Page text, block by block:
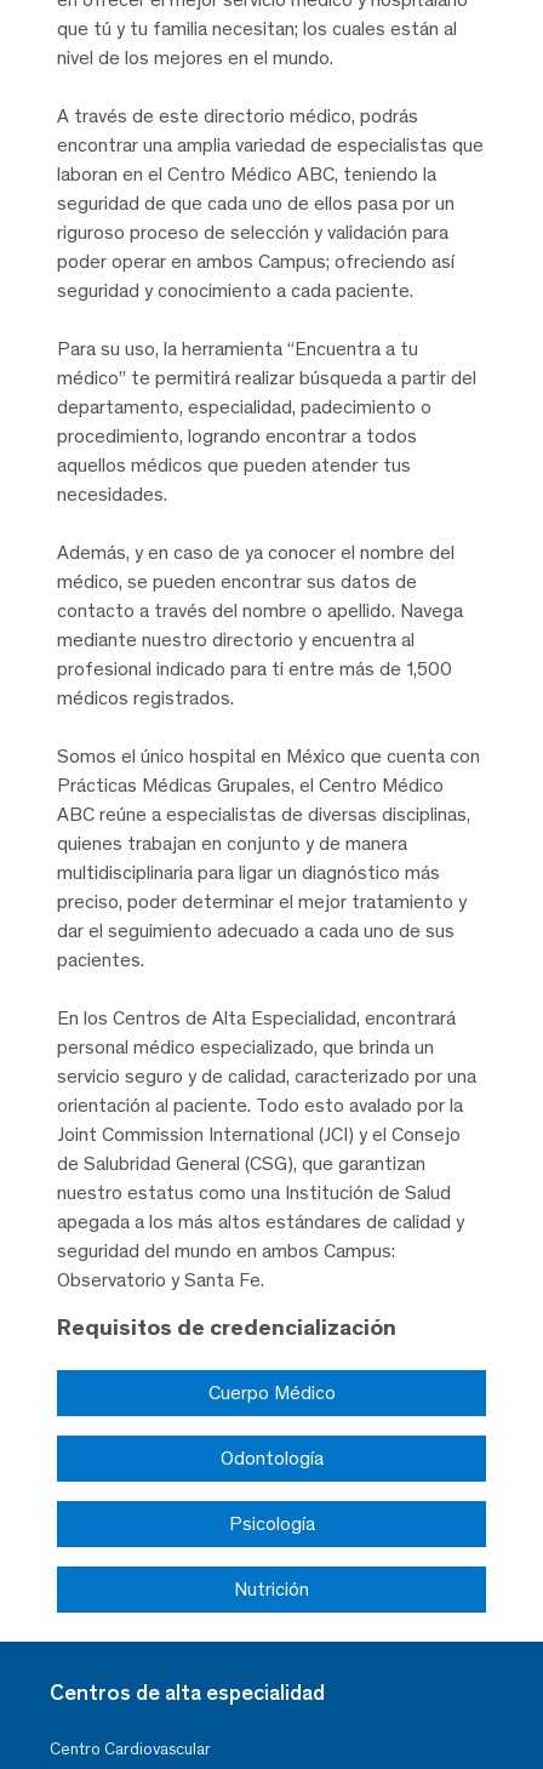
que tú y tu familia necesitan; los cuales están al
nivel de los mejores en el mundo.
A través de este directorio médico, podrás
encontrar una amplia variedad de especialistas que
laboran en el Centro Médico ABC, teniendo la
seguridad de que cada uno de ellos pasa por un
riguroso proceso de selección y validación para
poder operar en ambos Campus; ofreciendo así
seguridad y conocimiento a cada paciente.
Para su uso, la herramienta “Encuentra a tu
médico” te permitirá realizar búsqueda a partir del
departamento, especialidad, padecimiento o
procedimiento, logrando encontrar a todos
aquellos médicos que pueden atender tus
necesidades.
Además, y en caso de ya conocer el nombre del
médico, se pueden encontrar sus datos de
contacto a través del nombre o apellido. Navega
mediante nuestro directorio y encuentra al
profesional indicado para ti entre más de 1,500
médicos registrados.
Somos el único hospital en México que cuenta con
Prácticas Médicas Grupales, el Centro Médico
ABC reúne a especialistas de diversas disciplinas,
quienes trabajan en conjunto y de manera
multidisciplinaria para ligar un diagnóstico más
preciso, poder determinar el mejor tratamiento y
dar el seguimiento adecuado a cada uno de sus
pacientes.
En los Centros de Alta Especialidad, encontrará
personal médico especializado, que brinda un
servicio seguro y de calidad, caracterizado por una
orientación al paciente. Todo esto avalado por la
Joint Commission International (JCI) y el Consejo
de Salubridad General (CSG), que garantizan
nuestro estatus como una Institución de Salud
apegada a los más altos estándares de calidad y
seguridad del mundo en ambos Campus:
Observatorio y Santa Fe.
Requisitos de credencialización
Cuerpo Médico
Odontología
Psicología
Nutrición
Centros de alta especialidad
Centro Cardiovascular